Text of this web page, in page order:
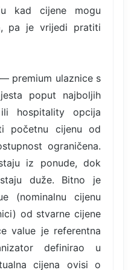
kad cijene mogu
pa je vrijedi pratiti
premium ulaznice s
poput najboljih
hospitality opcija
početnu cijenu od
ograničena.
iz ponude, dok
duže. Bitno je
(nominalnu cijenu
od stvarne cijene
value je referentna
definirao u
cijena ovisi o